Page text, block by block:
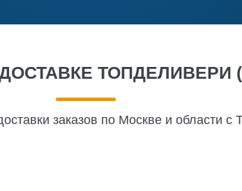
ТОПДЕЛИВЕРИ
заказов по Москве и области с